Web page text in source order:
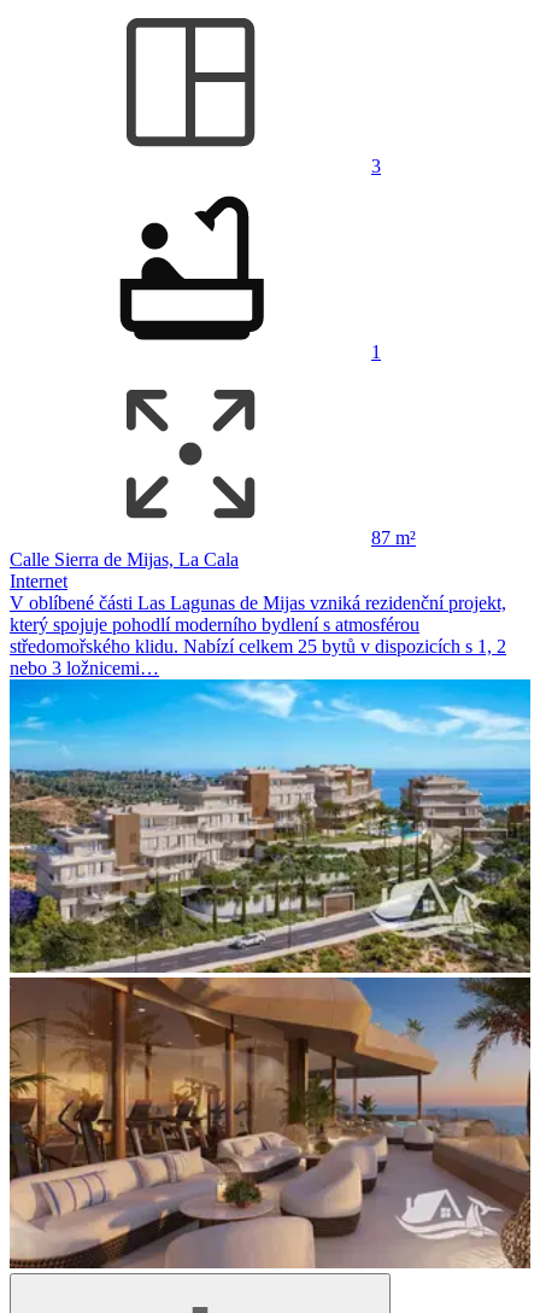
3
1
87 m²
Calle Sierra de Mijas, La Cala
Internet
V oblíbené části Las Lagunas de Mijas vzniká rezidenční projekt,
který spojuje pohodlí moderního bydlení s atmosférou
středomořského klidu. Nabízí celkem 25 bytů v dispozicích s 1, 2
nebo 3 ložnicemi…